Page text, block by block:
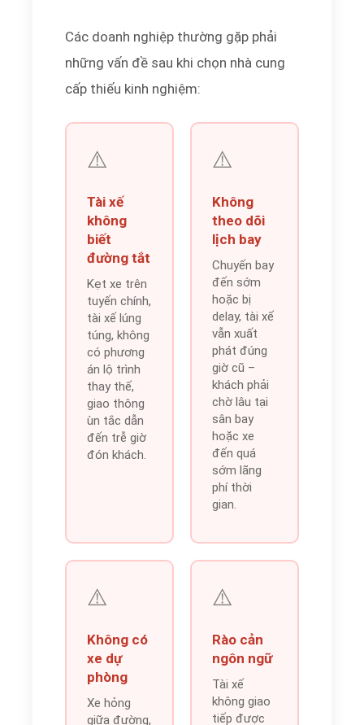
Các doanh nghiệp thường gặp phải
những vấn đề sau khi chọn nhà cung
cấp thiếu kinh nghiệm:
⚠️
Tài xế
không
biết
đường tắt
Kẹt xe trên
tuyến chính,
tài xế lúng
túng, không
có phương
án lộ trình
thay thế,
giao thông
ùn tắc dẫn
đến trễ giờ
đón khách.
⚠️
Không
theo dõi
lịch bay
Chuyến bay
đến sớm
hoặc bị
delay, tài xế
vẫn xuất
phát đúng
giờ cũ –
khách phải
chờ lâu tại
sân bay
hoặc xe
đến quá
sớm lãng
phí thời
gian.
⚠️
Không có
xe dự
phòng
Xe hỏng
giữa đường,
⚠️
Rào cản
ngôn ngữ
Tài xế
không giao
tiếp được